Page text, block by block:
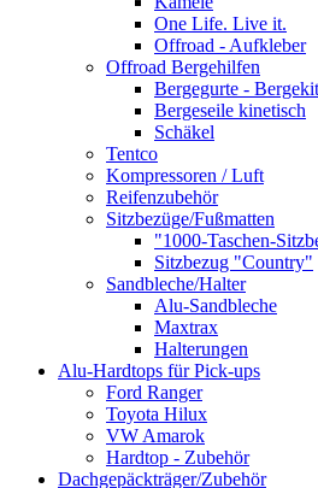
One Life. Live it.
Offroad - Aufkleber
Offroad Bergehilfen
Bergegurte -
Bergeseile kinetisch
Schäkel
Tentco
Kompressoren / Luft
Reifenzubehör
Sitzbezüge/Fußmatten
"1000-Taschen-
Sitzbezug "Country"
Sandbleche/Halter
Alu-Sandbleche
Maxtrax
Halterungen
Alu-Hardtops für Pick-ups
Ford Ranger
Toyota Hilux
VW Amarok
Hardtop - Zubehör
Dachgepäckträger/Zubehör